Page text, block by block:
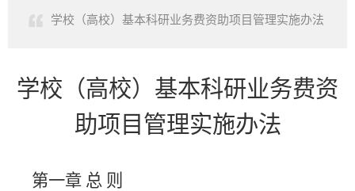
学校（高校）基本科研业务费资助项目管理实施办法
学校（高校）基本科研业务费资
助项目管理实施办法
第一章 总 则